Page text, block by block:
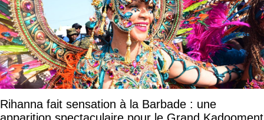
Rihanna fait sensation à la Barbade : une